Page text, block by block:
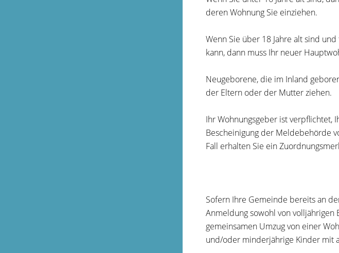
deren Wohnung Sie einziehen.
Wenn Sie über 18 Jahre alt sind
kann, dann muss Ihr neuer
Neugeborene, die im Inland
der Eltern oder der Mutter ziehen.
Ihr Wohnungsgeber ist verpflichtet,
Bescheinigung der Meldebehörde
Fall erhalten Sie ein
Sofern Ihre Gemeinde bereits an
Anmeldungsowohl von
gemeinsamen Umzug von einer
und/oder minderjährige Kinder mit